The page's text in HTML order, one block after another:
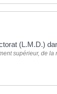
(L.M.D.)
supérieur, de la